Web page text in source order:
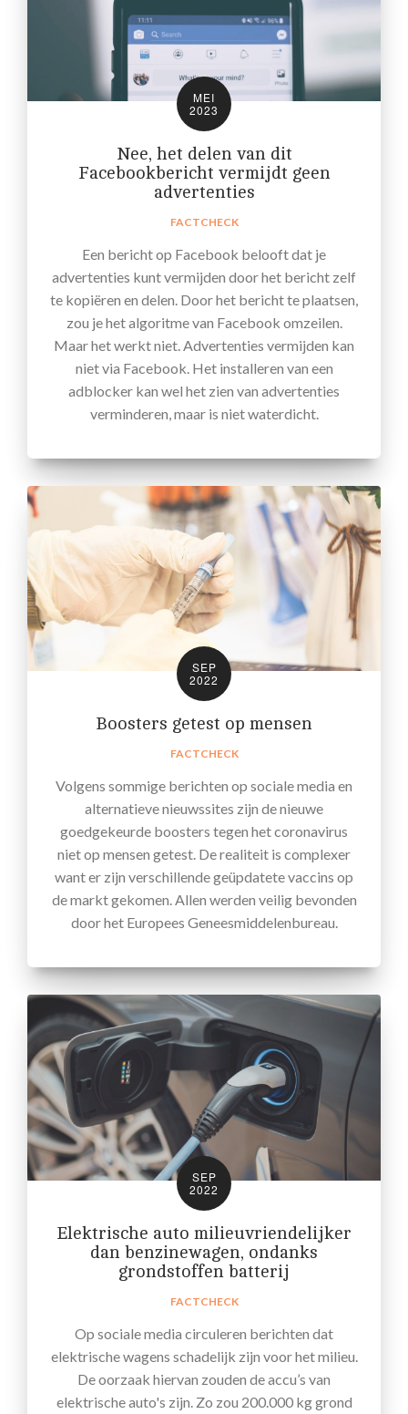
MEI
2023
Nee, het delen van dit
Facebookbericht vermijdt geen
advertenties
FACTCHECK
Een bericht op Facebook belooft dat je
advertenties kunt vermijden door het bericht zelf
te kopiëren en delen. Door het bericht te plaatsen,
zou je het algoritme van Facebook omzeilen.
Maar het werkt niet. Advertenties vermijden kan
niet via Facebook. Het installeren van een
adblocker kan wel het zien van advertenties
verminderen, maar is niet waterdicht.
SEP
2022
Boosters getest op mensen
FACTCHECK
Volgens sommige berichten op sociale media en
alternatieve nieuwssites zijn de nieuwe
goedgekeurde boosters tegen het coronavirus
niet op mensen getest. De realiteit is complexer
want er zijn verschillende geüpdatete vaccins op
de markt gekomen. Allen werden veilig bevonden
door het Europees Geneesmiddelenbureau.
SEP
2022
Elektrische auto milieuvriendelijker
dan benzinewagen, ondanks
grondstoffen batterij
FACTCHECK
Op sociale media circuleren berichten dat
elektrische wagens schadelijk zijn voor het milieu.
De oorzaak hiervan zouden de accu’s van
elektrische auto's zijn. Zo zou 200.000 kg grond